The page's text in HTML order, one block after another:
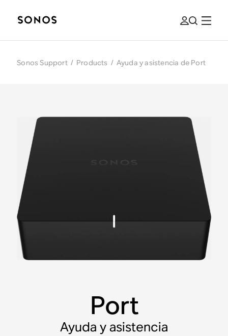
Sonos Support / Products / Ayuda y asistencia de Port
Port
Ayuda y asistencia